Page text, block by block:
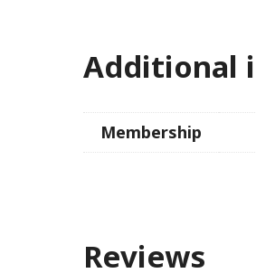
Additional
Membership
Reviews